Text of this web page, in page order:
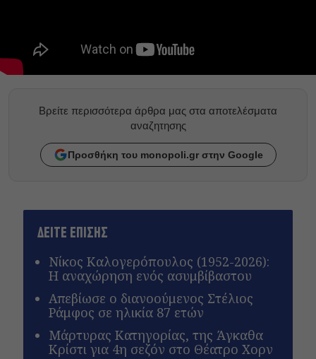
Βρείτε περισσότερα άρθρα μας στα αποτελέσματα
αναζητησης
Προσθήκη του monopoli.gr στην Google
ΔΕΙΤΕ ΕΠΙΣΗΣ
Nίκος Καλογερόπουλος (1952-2026):
Η αναχώρηση ενός ασυμβίβαστου
Απεβίωσε ο διανοούμενος Στέλιος
Ράμφος σε ηλικία 87 ετών
Μάρτυρας Κατηγορίας, της Άγκαθα
Κρίστι για 4η σεζόν στο Θέατρο Χορν